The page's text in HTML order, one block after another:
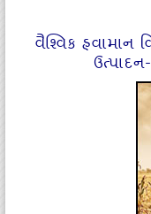
વૈશ્‍વિક હવામાન